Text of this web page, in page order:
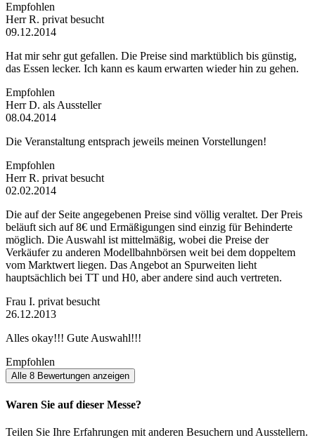
Empfohlen
Herr R. privat besucht
09.12.2014
Hat mir sehr gut gefallen. Die Preise sind marktüblich bis günstig,
das Essen lecker. Ich kann es kaum erwarten wieder hin zu gehen.
Empfohlen
Herr D. als Aussteller
08.04.2014
Die Veranstaltung entsprach jeweils meinen Vorstellungen!
Empfohlen
Herr R. privat besucht
02.02.2014
Die auf der Seite angegebenen Preise sind völlig veraltet. Der Preis
beläuft sich auf 8€ und Ermäßigungen sind einzig für Behinderte
möglich. Die Auswahl ist mittelmäßig, wobei die Preise der
Verkäufer zu anderen Modellbahnbörsen weit bei dem doppeltem
vom Marktwert liegen. Das Angebot an Spurweiten lieht
hauptsächlich bei TT und H0, aber andere sind auch vertreten.
Frau I. privat besucht
26.12.2013
Alles okay!!! Gute Auswahl!!!
Empfohlen
Alle 8 Bewertungen anzeigen
Waren Sie auf dieser Messe?
Teilen Sie Ihre Erfahrungen mit anderen Besuchern und Ausstellern.